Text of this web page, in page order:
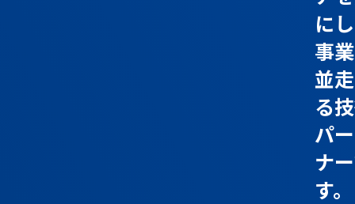
に
事
並
る
パ
ナ
す。